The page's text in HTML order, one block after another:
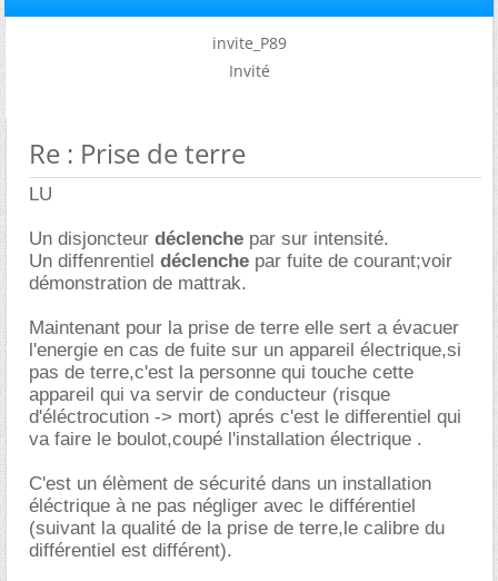
invite_P89
Invité
Re : Prise de terre
LU
Un disjoncteur déclenche par sur intensité.
Un diffenrentiel déclenche par fuite de courant;voir
démonstration de mattrak.
Maintenant pour la prise de terre elle sert a évacuer
l'energie en cas de fuite sur un appareil électrique,si
pas de terre,c'est la personne qui touche cette
appareil qui va servir de conducteur (risque
d'éléctrocution -> mort) aprés c'est le differentiel qui
va faire le boulot,coupé l'installation électrique .
C'est un élèment de sécurité dans un installation
éléctrique à ne pas négliger avec le différentiel
(suivant la qualité de la prise de terre,le calibre du
différentiel est différent).